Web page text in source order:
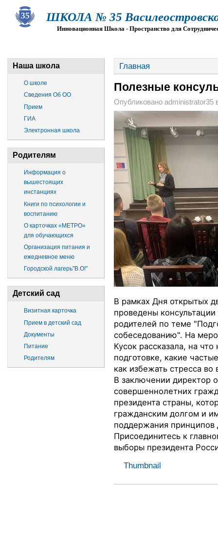
ШКОЛА № 35
Инновационная Школа - Пространство для
Наша школа
О школе
Сведения Об ОО
Прием
ГИА
Электронная школа
Родителям
Информация о
вышестоящих
инстанциях
Книги по психологии и
воспитанию
О карточках «МЕТРО»
для обучающихся
Организация питания и
ежедневное меню
Городской лагерь"В.О!"
Детский сад
Визитная карточка
Прием в детский сад
Документы
Питание
Родителям
Главная
Полезные
Опубликовано administrator35
В рамках Дня открытых
проведены
родителей по теме
собеседованию". На
Кусок рассказала, на
подготовке, какие
как избежать стресса во
В заключении директор
совершеннолетних
президента страны,
гражданским долгом и
поддержания принципов
Присоединитесь к
выборы президента
Thumbnail